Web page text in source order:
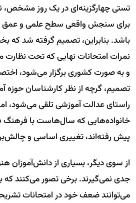
تستی چهارگزینه‌ای در یک روز مشخص،
برای سنجش واقعی سطح علمی و عمق
باشد. بنابراین، تصمیم گرفته شد که
نمرات امتحانات نهایی که تحت
و به صورت کشوری برگزار می‌شود،
تصمیم، گرچه از نظر کارشناسان حوزه
راستای عدالت آموزشی تلقی می‌شود،
خانواده‌هایی که سال‌هاست با
پیش رفته‌اند، تغییری اساسی و
از سوی دیگر، بسیاری از دانش‌آموزان
جدی نمی‌گیرند. برخی تصور می‌کنند که
می‌توانند ضعف خود در امتحانات